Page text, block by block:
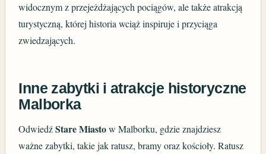
widocznym z przejeżdżających pociągów, ale także atrakcją
turystyczną, której historia wciąż inspiruje i przyciąga
zwiedzających.
Inne zabytki i atrakcje historyczne
Malborka
OdwiedźStare Miastow Malborku, gdzie znajdziesz
ważne zabytki, takie jak ratusz, bramy oraz kościoły. Ratusz